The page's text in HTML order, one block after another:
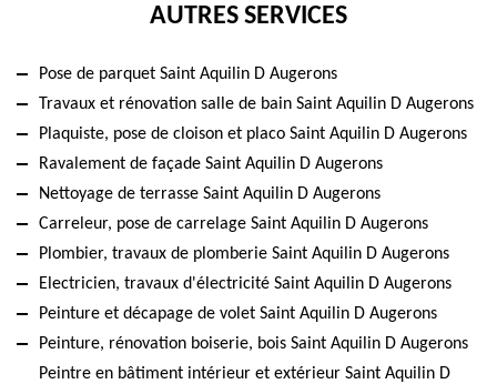
AUTRES SERVICES
Pose de parquet Saint Aquilin D Augerons
Travaux et rénovation salle de bain Saint Aquilin D Augerons
Plaquiste, pose de cloison et placo Saint Aquilin D Augerons
Ravalement de façade Saint Aquilin D Augerons
Nettoyage de terrasse Saint Aquilin D Augerons
Carreleur, pose de carrelage Saint Aquilin D Augerons
Plombier, travaux de plomberie Saint Aquilin D Augerons
Electricien, travaux d'électricité Saint Aquilin D Augerons
Peinture et décapage de volet Saint Aquilin D Augerons
Peinture, rénovation boiserie, bois Saint Aquilin D Augerons
Peintre en bâtiment intérieur et extérieur Saint Aquilin D